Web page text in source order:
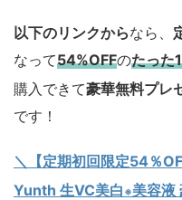
以下のリンクからなら、
なって54%OFFのたった
購入できて豪華無料プレ
です！
＼【定期初回限定54％
Yunth 生VC美白 ※美容液